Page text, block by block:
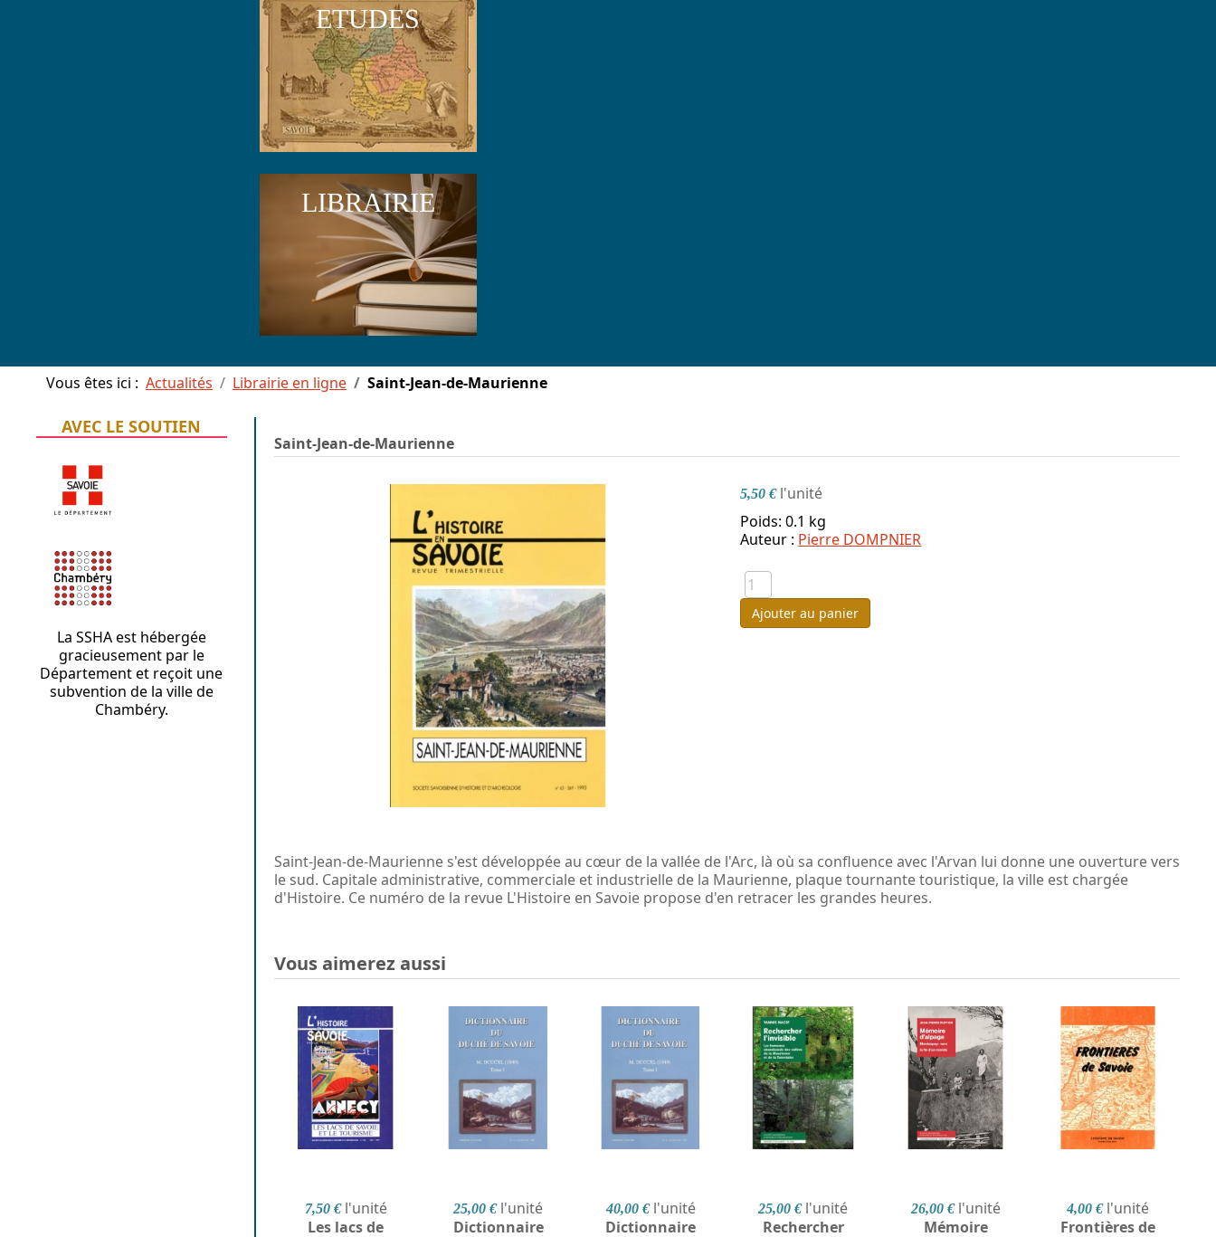
ETUDES
LIBRAIRIE
Vous êtes ici : Actualités Librairie en ligne Saint-Jean-de-Maurienne
AVEC LE SOUTIEN
La SSHA est hébergée
gracieusement par le
Département et reçoit une
subvention de la ville de
Chambéry.
Saint-Jean-de-Maurienne
5,50 € l'unité
Poids: 0.1 kg
Auteur : Pierre DOMPNIER
Ajouter au panier
Saint-Jean-de-Maurienne s'est développée au cœur de la vallée de l'Arc, là où sa confluence avec l'Arvan lui donne une ouverture vers
le sud. Capitale administrative, commerciale et industrielle de la Maurienne, plaque tournante touristique, la ville est chargée
d'Histoire. Ce numéro de la revue L'Histoire en Savoie propose d'en retracer les grandes heures.
Vous aimerez aussi
7,50 € l'unité
Les lacs de
25,00 € l'unité
Dictionnaire
40,00 € l'unité
Dictionnaire
25,00 € l'unité
Rechercher
26,00 € l'unité
Mémoire
4,00 € l'unité
Frontières de